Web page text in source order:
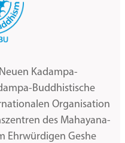
Kadampa-
Buddhistische
Organisation
des Mahayana-
Ehrwürdigen Geshe